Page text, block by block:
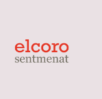
content